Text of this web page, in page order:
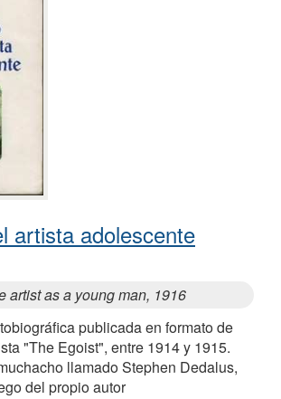
artista adolescente
artist as a young man, 1916
publicada en formato de
"The Egoist", entre 1914 y 1915.
llamado Stephen Dedalus,
del propio autor